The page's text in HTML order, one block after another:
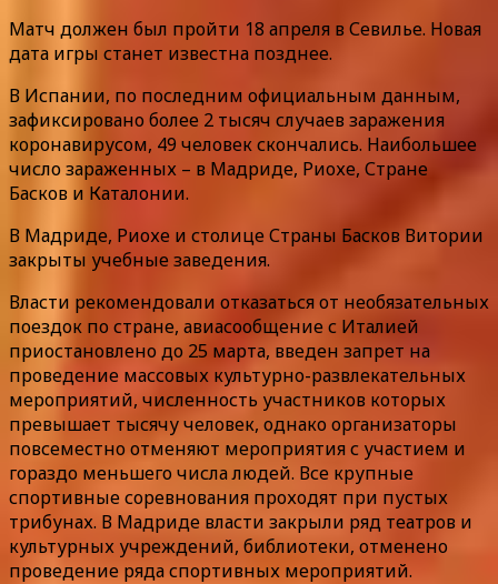
Матч должен был пройти 18 апреля в Севилье. Новая
дата игры станет известна позднее.
В Испании, по последним официальным данным,
зафиксировано более 2 тысяч случаев заражения
коронавирусом, 49 человек скончались. Наибольшее
число зараженных – в Мадриде, Риохе, Стране
Басков и Каталонии.
В Мадриде, Риохе и столице Страны Басков Витории
закрыты учебные заведения.
Власти рекомендовали отказаться от необязательных
поездок по стране, авиасообщение с Италией
приостановлено до 25 марта, введен запрет на
проведение массовых культурно-развлекательных
мероприятий, численность участников которых
превышает тысячу человек, однако организаторы
повсеместно отменяют мероприятия с участием и
гораздо меньшего числа людей. Все крупные
спортивные соревнования проходят при пустых
трибунах. В Мадриде власти закрыли ряд театров и
культурных учреждений, библиотеки, отменено
проведение ряда спортивных мероприятий.